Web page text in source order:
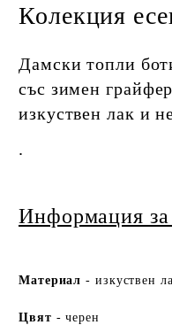
Колекция
Дамски топли
със зимен
изкуствен лак и
.​
Информация за
Материал- изкуствен
Цвят - черен